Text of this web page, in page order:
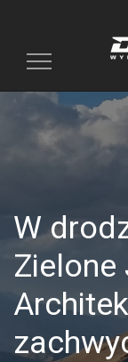
Toggle
W
Zielone